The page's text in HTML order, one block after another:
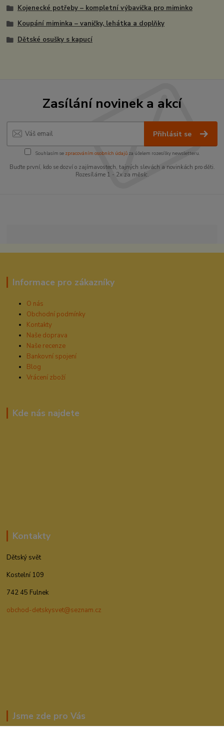
Kojenecké potřeby – kompletní výbavička pro miminko
Koupání miminka – vaničky, lehátka a doplňky
Dětské osušky s kapucí
Zasílání novinek a akcí
Přihlásit se
Souhlasím se zpracováním osobních údajůza účelem rozesílky newsletteru.
Buďte první, kdo se dozví o zajímavostech, tajných slevách a novinkách pro děti.
Rozesíláme 1 - 2x za měsíc.
Informace pro zákazníky
O nás
Obchodní podmínky
Kontakty
Naše doprava
Naše recenze
Bankovní spojení
Blog
Vrácení zboží
Kde nás najdete
Kontakty
Dětský svět
Kostelní 109
742 45 Fulnek
obchod-detskysvet@seznam.cz
Jsme zde pro Vás